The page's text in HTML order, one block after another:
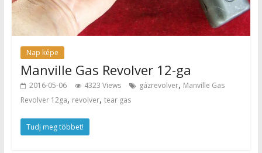
Nap képe
Manville Gas Revolver 12-ga
2016-05-06 4323 Views gázrevolver, Manville Gas
Revolver 12ga, revolver, tear gas
Tudj meg többet!